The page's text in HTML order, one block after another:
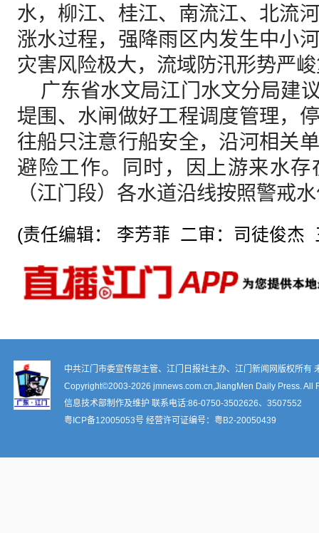
水，柳江、桂江、南流江、北流
涨水过程，强降雨区内发生中小
灾害风险极大，流域防汛形势严
广东省水文局江门水文分局建
堤围、水闸做好工程调度管理，
往船只注意行船安全，沿河相关
避险工作。同时，因上游来水
（江门段）各水道沿线按照警戒
(责任编辑： 李芳菲 二审：司徒俊杰
中共江门市委宣传部主管、江门日报社主办、江门新闻网版权所有
Copyright©2003-2026 jmnews.com.cn,JiangMen Daily Press. All
信息技术部制作及维护 联系电话:86-0750-3502626、3507552
粤ICP备12005053号 经营许可证编号： 粤B2-20050439